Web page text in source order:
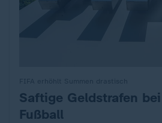
:Saftige Geldstrafen
Fußball